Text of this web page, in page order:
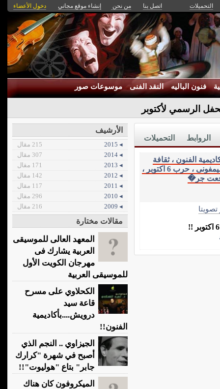
التحميلات اتصل بنا من نحن إنشاء موقع مجاني دخول الأعضاء
فنون الباليه النقد الفنى موسوعات صور
الرسمي لأكتوبر
التحميلات الروابط
الفنون ، ثقافة
موسيقية ، القصيد السيمفونى ، الاوركستر السيمفونى ، حرب 6 اكتوبر ،
تصويتا
الأرشيف
◂ 2015
215 مقال
◂ 2014
307 مقال
◂ 2013
171 مقال
◂ 2012
142 مقال
◂ 2011
117 مقال
◂ 2010
296 مقال
◂ 2009
216 مقال
مقالات مختارة
المعهد العالى للموسيقى
العربية يشارك فى
مهرجان الكويت الأول
للموسيقى العربية
الكحلاوي على مسرح
قاعة سيد
درويش....بأكاديمية
الفنون!!
الجيزاوي .. النجم الذي
أصبح في شهرة "كرارك
جابر" بتاع "هوليوت"!!
الميكروفون كان هناك